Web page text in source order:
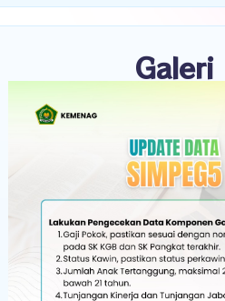
Galeri